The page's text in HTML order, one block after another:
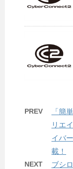
PREV
「簡
リエ
イバ
載！
NEXT
ブシ